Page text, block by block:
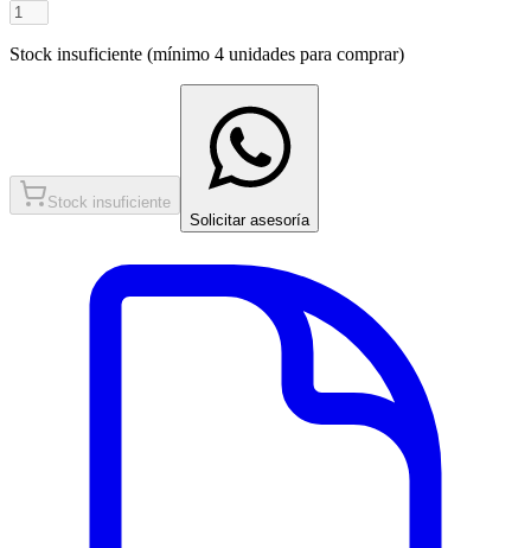
Stock insuficiente (mínimo 4 unidades para comprar)
Stock insuficiente
Solicitar asesoría